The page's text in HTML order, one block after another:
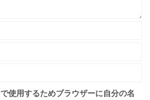
使用するためブラウザーに自分の名